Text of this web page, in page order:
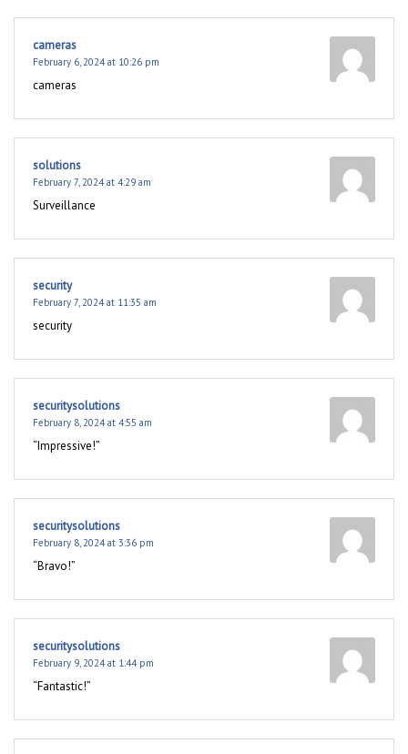
cameras
February 6, 2024 at 10:26 pm
cameras
solutions
February 7, 2024 at 4:29 am
Surveillance
security
February 7, 2024 at 11:35 am
security
securitysolutions
February 8, 2024 at 4:55 am
“Impressive!”
securitysolutions
February 8, 2024 at 3:36 pm
“Bravo!”
securitysolutions
February 9, 2024 at 1:44 pm
“Fantastic!”